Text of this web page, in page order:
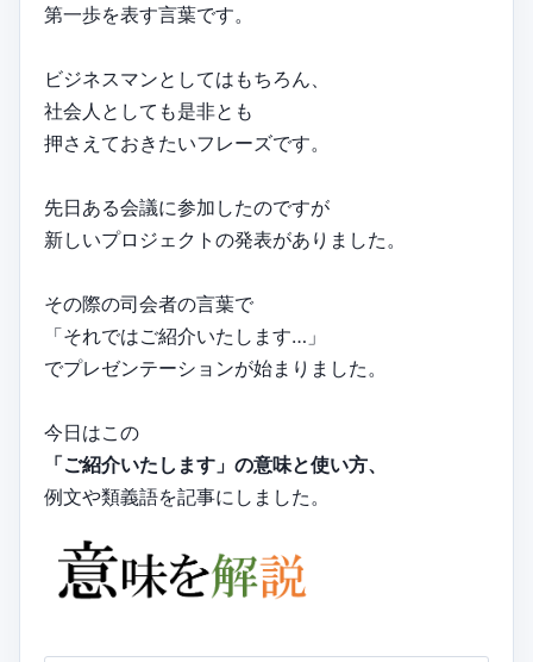
第一歩を表す言葉です。
ビジネスマンとしてはもちろん、
社会人としても是非とも
押さえておきたいフレーズです。
先日ある会議に参加したのですが
新しいプロジェクトの発表がありました。
その際の司会者の言葉で
「それではご紹介いたします…」
でプレゼンテーションが始まりました。
今日はこの
「ご紹介いたします」の意味と使い方、
例文や類義語を記事にしました。